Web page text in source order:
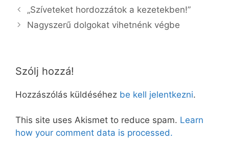
„Szíveteket hordozzátok a kezetekben!”
Nagyszerű dolgokat vihetnénk végbe
Szólj hozzá!
Hozzászólás küldéséhez be kell jelentkezni.
This site uses Akismet to reduce spam. Learn
how your comment data is processed.